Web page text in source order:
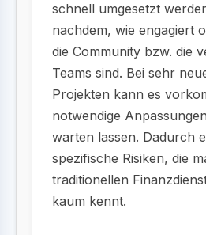
schnell umgesetzt
nachdem, wie engagiert
die Community bzw. die
Teams sind. Bei sehr
Projekten kann es
notwendige
warten lassen. Dadurch
spezifische Risiken, die
traditionellen
kaum kennt.